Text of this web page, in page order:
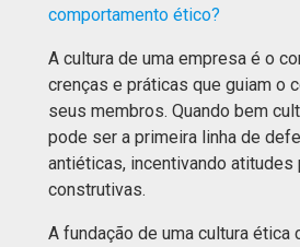
comportamento ético?
A cultura de uma empresa é o
crenças e práticas que guiam o
seus membros. Quando bem
pode ser a primeira linha de
antiéticas, incentivando
construtivas.
A fundação de uma cultura ética